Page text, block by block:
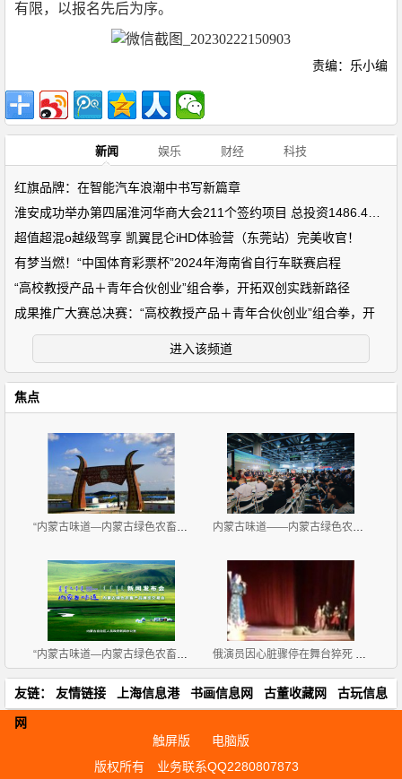
有限，以报名先后为序。
责编：乐小编
新闻 娱乐 财经 科技
红旗品牌：在智能汽车浪潮中书写新篇章
超值超混o越级驾享 凯翼昆仑iHD体验营（东莞站）完美收官！
有梦当燃！“中国体育彩票杯”2024年海南省自行车联赛启程
“高校教授产品＋青年合伙创业”组合拳，开拓双创实践新路径
成果推广大赛总决赛：“高校教授产品＋青年合伙创业”组合拳，开
进入该频道
焦点
“内蒙古味道—内蒙古绿色农畜产品览交易会”11月2-4 内蒙古味道——内蒙古绿色农畜产品展览交易会 广州开
“内蒙古味道—内蒙古绿色农畜产品 展览交易会”新闻 俄演员因心脏骤停在舞台猝死 观众不明情况直欢呼
友链： 友情链接 上海信息港 书画信息网 古董收藏网 古玩信息
网
触屏版
电脑版
版权所有
业务联系QQ2280807873